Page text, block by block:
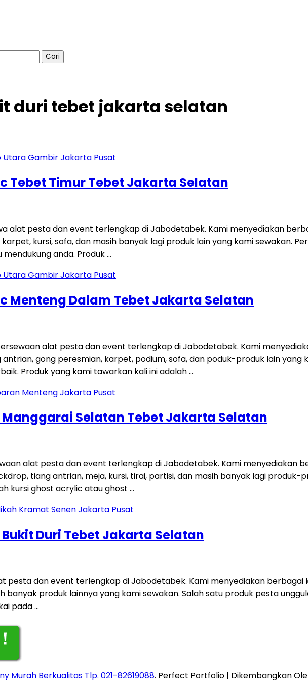
duri tebet jakarta selatan
Tebet Timur Tebet Jakarta Selatan
alat pesta dan event terlengkap di Jabodetabek. Kami menyediakan
kursi, sofa, dan masih banyak lagi produk lain yang kami sewakan.
anda. Produk …
Menteng Dalam Tebet Jakarta Selatan
alat pesta dan event terlengkap di Jabodetabek. Kami
gong peresmian, karpet, podium, sofa, dan poduk-produk lain yang
Produk yang kami tawarkan kali ini adalah …
Manggarai Selatan Tebet Jakarta Selatan
alat pesta dan event terlengkap di Jabodetabek. Kami menyediakan
tiang antrian, meja, kursi, tirai, partisi, dan masih banyak lagi
kursi ghost acrylic atau ghost …
Duri Tebet Jakarta Selatan
pesta dan event terlengkap di Jabodetabek. Kami menyediakan
banyak produk lainnya yang kami sewakan. Salah satu produk pesta
pada …
Murah Berkualitas Tlp. 021-82619088. Perfect Portfolio | Dikembangkan